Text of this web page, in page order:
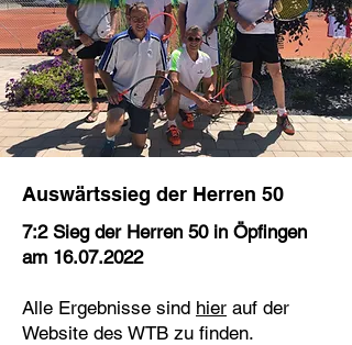
Auswärtssieg der Herren 50
7:2 Sieg der Herren 50 in Öpfingen
am 16.07.2022
Alle Ergebnisse sind hier auf der
Website des WTB zu finden.